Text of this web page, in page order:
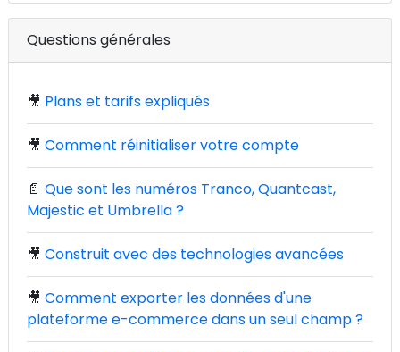
Questions générales
🎥 Plans et tarifs expliqués
🎥 Comment réinitialiser votre compte
📄 Que sont les numéros Tranco, Quantcast,
Majestic et Umbrella ?
🎥 Construit avec des technologies avancées
🎥 Comment exporter les données d'une
plateforme e-commerce dans un seul champ ?